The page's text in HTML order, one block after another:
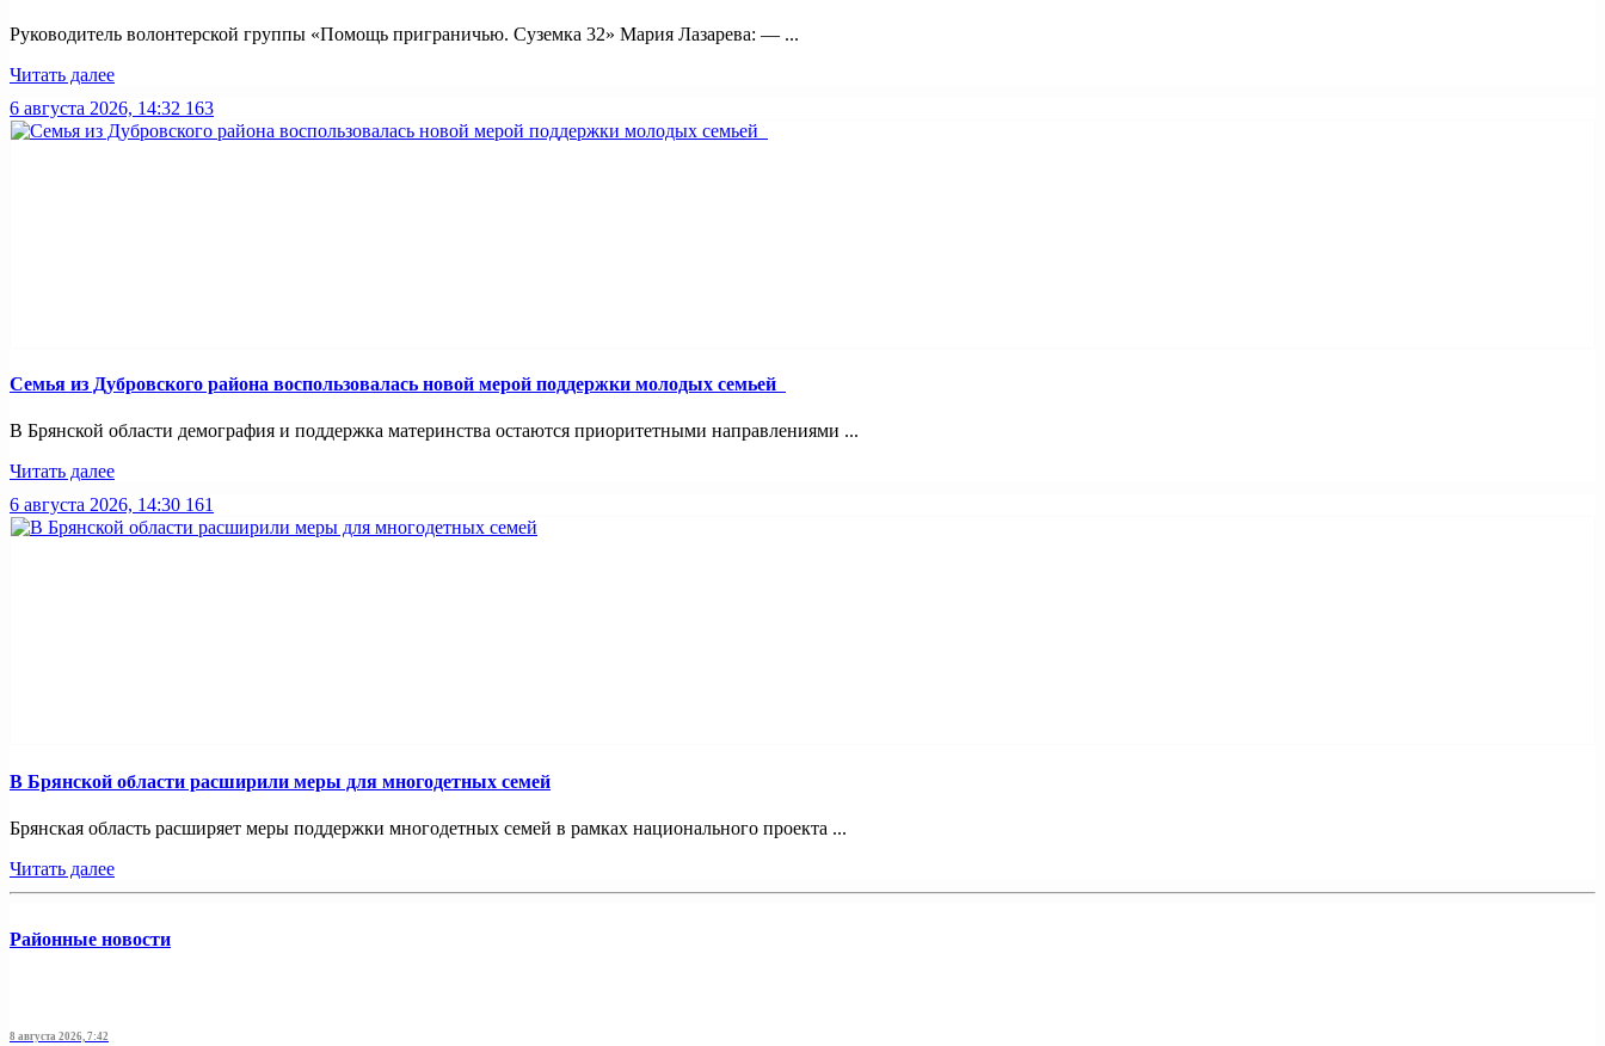
Руководитель волонтерской группы «Помощь приграничью. Суземка 32» Мария Лазарева: — ...
Читать далее
6 августа 2026, 14:32 163
Семья из Дубровского района воспользовалась новой мерой поддержки молодых семьей
В Брянской области демография и поддержка материнства остаются приоритетными направлениями ...
Читать далее
6 августа 2026, 14:30 161
В Брянской области расширили меры для многодетных семей
Брянская область расширяет меры поддержки многодетных семей в рамках национального проекта ...
Читать далее
Районные новости
8 августа 2026, 7:42